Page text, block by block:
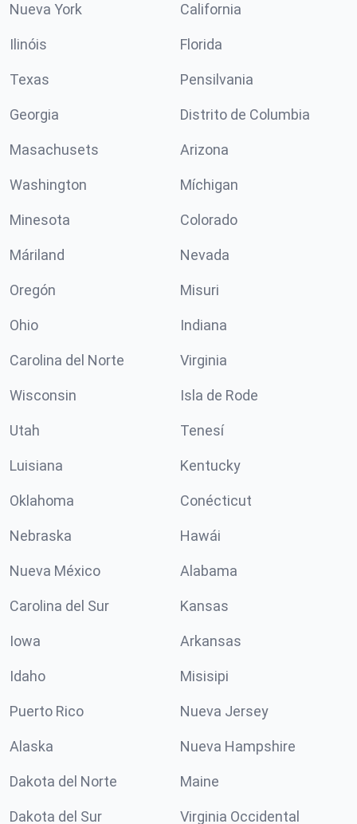
Nueva York California
Ilinóis Florida
Texas Pensilvania
Georgia Distrito de Columbia
Masachusets Arizona
Washington Míchigan
Minesota Colorado
Máriland Nevada
Oregón Misuri
Ohio Indiana
Carolina del Norte Virginia
Wisconsin Isla de Rode
Utah Tenesí
Luisiana Kentucky
Oklahoma Conécticut
Nebraska Hawái
Nueva México Alabama
Carolina del Sur Kansas
Iowa Arkansas
Idaho Misisipi
Puerto Rico Nueva Jersey
Alaska Nueva Hampshire
Dakota del Norte Maine
Dakota del Sur Virginia Occidental